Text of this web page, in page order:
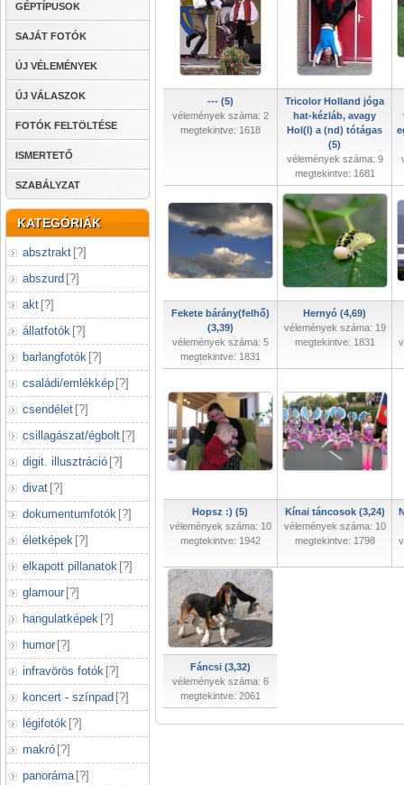
GÉPTÍPUSOK
SAJÁT FOTÓK
ÚJ VÉLEMÉNYEK
ÚJ VÁLASZOK
FOTÓK FELTÖLTÉSE
ISMERTETŐ
SZABÁLYZAT
KATEGÓRIÁK
absztrakt [?]
abszurd [?]
akt [?]
állatfotók [?]
barlangfotók [?]
családi/emlékkép [?]
csendélet [?]
csillagászat/égbolt [?]
digit. illusztráció [?]
divat [?]
dokumentumfotók [?]
életképek [?]
elkapott pillanatok [?]
glamour [?]
hangulatképek [?]
humor [?]
infravörös fotók [?]
koncert - színpad [?]
légifotók [?]
makró [?]
panoráma [?]
--- (5)
vélemények száma: 2
megtekintve: 1618
Tricolor Holland jóga
hat-kézláb, avagy
Hol(l) a (nd) tótágas
(5)
vélemények száma: 9
megtekintve: 1681
Fekete bárány(felhő)
(3,39)
vélemények száma: 5
megtekintve: 1831
Hernyó (4,69)
vélemények száma: 19
megtekintve: 1831
Hopsz :) (5)
vélemények száma: 10
megtekintve: 1942
Kínai táncosok (3,24)
vélemények száma: 10
megtekintve: 1798
Fáncsi (3,32)
vélemények száma: 6
megtekintve: 2061